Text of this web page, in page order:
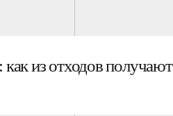
как из отходов получают